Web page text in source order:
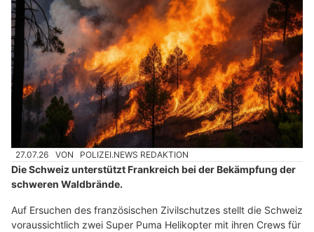
27.07.26 VON POLIZEI.NEWS REDAKTION
Die Schweiz unterstützt Frankreich bei der Bekämpfung der
schweren Waldbrände.
Auf Ersuchen des französischen Zivilschutzes stellt die Schweiz
voraussichtlich zwei Super Puma Helikopter mit ihren Crews für